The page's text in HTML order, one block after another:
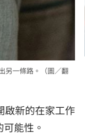
另一條路。（圖／翻
啟新的在家工作
能性。